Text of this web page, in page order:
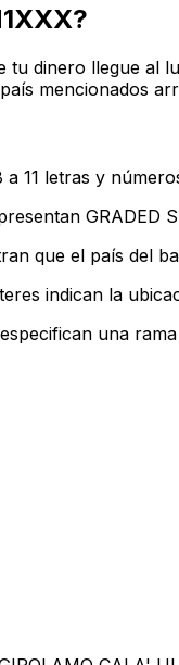
tu dinero llegue
mencionados
11 letras y
GRADED
que el país del
indican la
una